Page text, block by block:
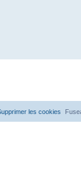
les cookies